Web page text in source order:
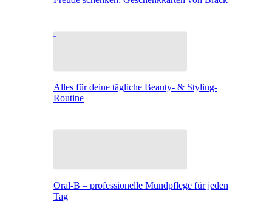
Alles für deine tägliche Beauty- & Styling-
Routine
Oral-B – professionelle Mundpflege für jeden
Tag